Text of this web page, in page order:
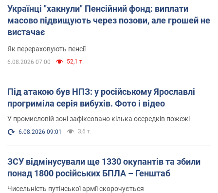
Українці "хакнули" Пенсійний фонд: виплати
масово підвищують через позови, але грошей не
вистачає
Як перераховують пенсії
6.08.2026 07:00 52,1 т.
Під атакою був НПЗ: у російському Ярославлі
прогриміла серія вибухів. Фото і відео
У промисловій зоні зафіксовано кілька осередків пожежі
6.08.2026 09:01 3,6 т.
ЗСУ відмінусували ще 1330 окупантів та збили
понад 1800 російських БПЛА – Генштаб
Чисельність путінської армії скорочується